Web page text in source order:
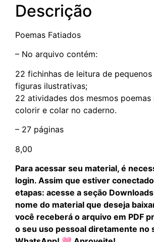
Descrição
Poemas Fatiados
– No arquivo contém:
22 fichinhas de leitura de
figuras ilustrativas;
22 atividades dos mesmos poemas
colorir e colar no caderno.
– 27 páginas
8,00
Para acessar seu material, é
login. Assim que estiver
etapas: acesse a seção
nome do material que deseja
você receberá o arquivo em PDF
o seu uso pessoal diretamente no